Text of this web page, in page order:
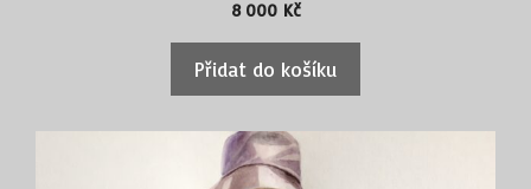
8 000 Kč
Přidat do košíku